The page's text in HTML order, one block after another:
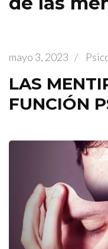
mayo 3, 2023 /
LAS
FUNCIÓN